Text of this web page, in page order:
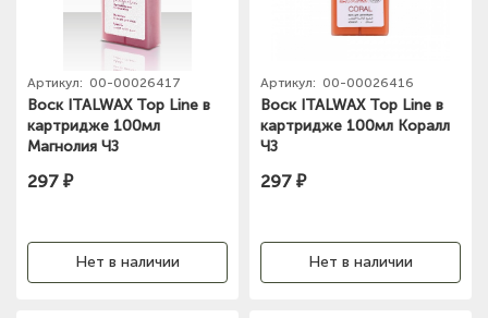
Артикул: 00-00026417
Воск ITALWAX Top Line в
картридже 100мл
Магнолия ЧЗ
297 ₽
Нет в наличии
Артикул: 00-00026416
Воск ITALWAX Top Line в
картридже 100мл Коралл
ЧЗ
297 ₽
Нет в наличии